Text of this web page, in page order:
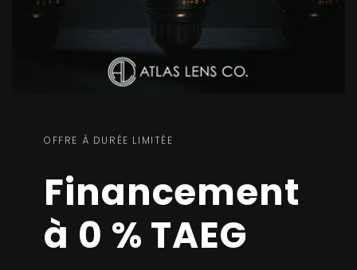
OFFRE À DURÉE LIMITÉE
Financement
à 0 % TAEG